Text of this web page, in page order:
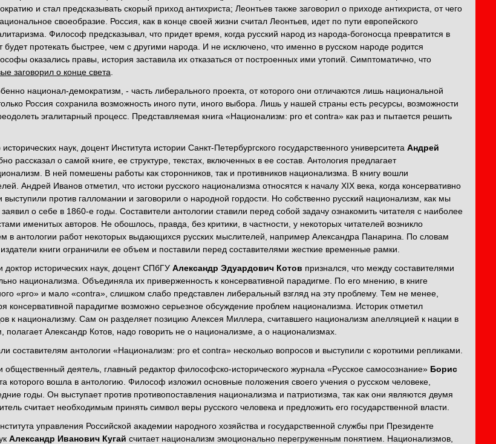
и стал предсказывать скорый приход антихриста; Леонтьев также заговорил о приходе антихриста, от чего
своеобразие. Россия, как в конце своей жизни считал Леонтьев, идет по пути европейского
Философ предсказывал, что придет время, когда русский народ из народа-богоносца превратится в
будет протекать быстрее, чем с другими народа. И не исключено, что именно в русском народе родится
оказались правы, история заставила их отказаться от построенных ими утопий. Симптоматично, что
заговорил о конце света
национал-демократизм, - часть либерального проекта, от которого они отличаются лишь национальной
Россия сохранила возможность иного пути, иного выбора. Лишь у нашей страны есть ресурсы, возможности
эгалитарный процесс. Представляемая книга «Национализм: pro et contra» как раз и пытается решить
наук, доцент Института истории Санкт-Петербургского государственного университета Андрей
рассказал о самой книге, ее структуре, текстах, включенных в ее состав. Антология предлагает
В ней помешены работы как сторонников, так и противников национализма. В книгу вошли
Андрей Иванов отметил, что истоки русского национализма относятся к началу XIX века, когда консервативно
против галломании и заговорили о народной гордости. Но собственно русский национализм, как мы
о себе в 1860-е годы. Составители антологии ставили перед собой задачу ознакомить читателя с наиболее
именитых авторов. Не обошлось, правда, без критики, в частности, у некоторых читателей возникло
в антологии работ некоторых выдающихся русских мыслителей, например Александра Панарина. По словам
книги ограничили ее объем и поставили перед составителями жесткие временные рамки.
доктор исторических наук, доцент СПбГУ Александр Эдуардович Котов признался, что между составителями
национализма. Объединяла их приверженность к консервативной парадигме. По его мнению, в книге
«pro» и мало «contra», слишком слабо представлен либеральный взгляд на эту проблему. Тем не менее,
консервативной парадигме возможно серьезное обсуждение проблем национализма. Историк отметил
к национализму. Сам он разделяет позицию Алексея Миллера, считавшего национализм апелляцией к нации в
полагает Александр Котов, надо говорить не о национализме, а о национализмах.
составителям антологии «Национализм: pro et contra» несколько вопросов и выступили с короткими репликами.
общественный деятель, главный редактор философско-исторического журнала «Русское самосознание» Борис
которого вошла в антологию. Философ изложил основные положения своего учения о русском человеке,
годы. Он выступает против противопоставления национализма и патриотизма, так как они являются двумя
считает необходимым принять символ веры русского человека и предложить его государственной власти.
управления Российской академии народного хозяйства и государственной службы при Президенте
Александр Иванович Кугай считает национализм эмоционально перегруженным понятием. Национализмов,